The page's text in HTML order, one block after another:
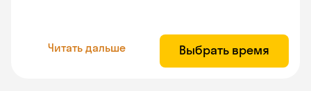
Читать дальше Выбрать время